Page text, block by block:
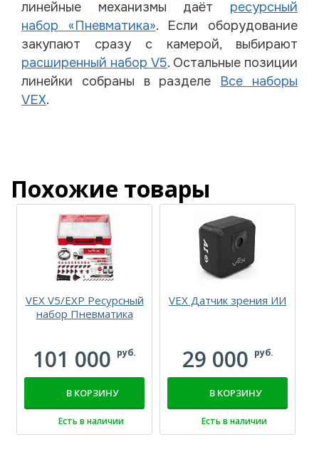
линейные механизмы даёт ресурсный
набор «Пневматика». Если оборудование
закупают сразу с камерой, выбирают
расширенный набор V5. Остальные позиции
линейки собраны в разделе Все наборы
VEX.
Похожие товары
VEX V5/EXP Ресурсный
набор Пневматика
101 000 руб.
В КОРЗИНУ
Есть в наличии
VEX Датчик зрения ИИ
29 000 руб.
В КОРЗИНУ
Есть в наличии